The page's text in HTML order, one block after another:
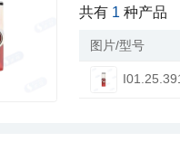
共有 1 种产品
图片/型号